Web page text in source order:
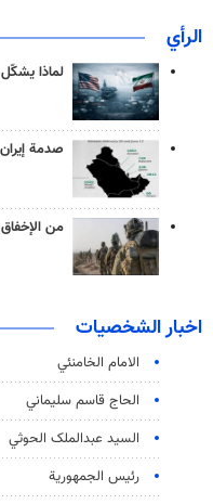
الرأي
لماذا
صدمة إيران
من
اخبار الشخصيات
الامام الخامنئي
الحاج قاسم سليماني
السید عبدالملک الحوثي
رئيس الجمهورية